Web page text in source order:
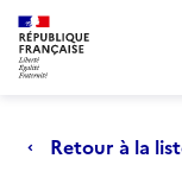
Aller au menu principal
Retour à la
Retour au début de
Panneau de gestion